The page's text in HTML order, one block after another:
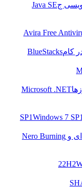
جJava SE
Avira Free
کامBlueStacks
Microsoft .NET
Windows 7
Nero Burning